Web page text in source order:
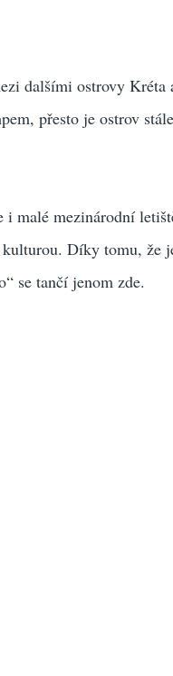
dalšími ostrovy Kréta
přesto je ostrov
i malé mezinárodní
Díky tomu, že
se tančí jenom zde.